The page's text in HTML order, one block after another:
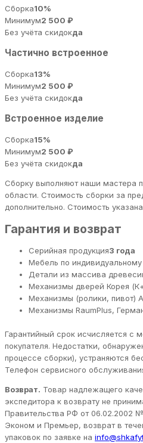
Сборка10%
Минимум2 500 ₽
Без учёта скидокда
Частично встроенное
Сборка13%
Минимум2 500 ₽
Без учёта скидокда
Встроенное изделие
Сборка15%
Минимум2 500 ₽
Без учёта скидокда
Сборку выполняют наши мастера
области. Стоимость сборки за
дополнительно. Стоимость
Гарантия и возврат
Серийная продукция3 года
Мебель по индивидуальному
Детали из массива
Механизмы дверей Корея
Механизмы (ролики, пивот)
Механизмы RaumPlus,
Гарантийный срок исчисляется с
покупателя. Недостатки,
процессе сборки), устраняются
Телефон сервисного
Возврат. Товар надлежащего
экспедитора к возврату не
Правительства РФ от 06.02.2002
Эконом и Премьер, возврат в
упаковок по заявке на